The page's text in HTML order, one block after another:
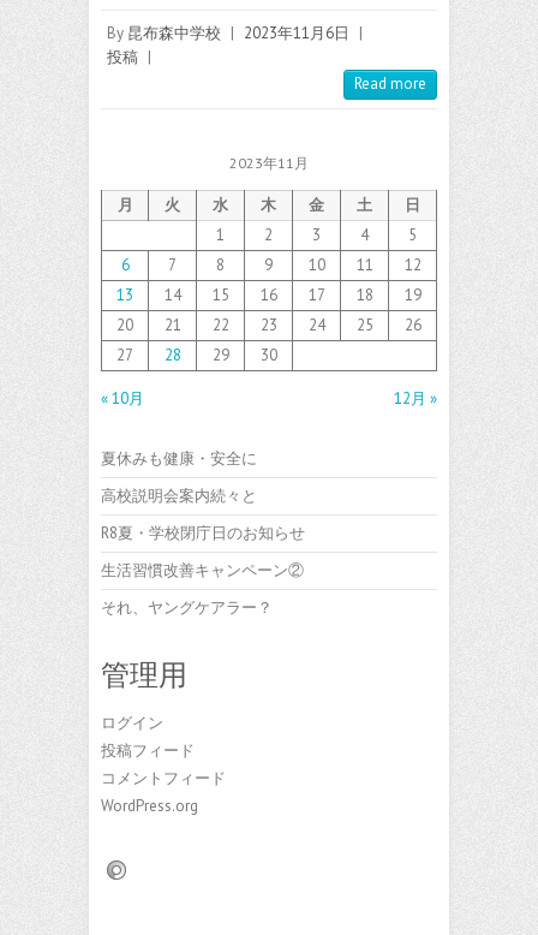
By 昆布森中学校 | 2023年11月6日
|
投稿 |
Read more
2023年11月
月 火 水 木 金 土
日
1
2 3 4
5
6
7 8 9 10 11
12
13
14 15 16 17 18
19
20
21 22 23 24 25
26
27
28 29 30
« 10月 12月 »
夏休みも健康・安全に
高校説明会案内続々と
R8夏・学校閉庁日のお知らせ
生活習慣改善キャンペーン②
それ、ヤングケアラー？
管理用
ログイン
投稿フィード
コメントフィード
WordPress.org